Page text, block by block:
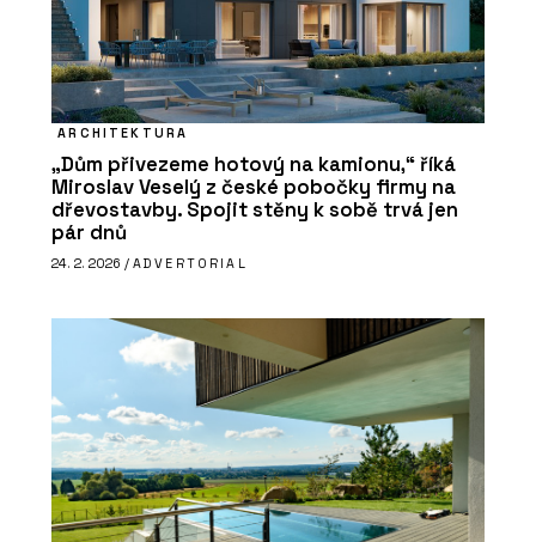
ARCHITEKTURA
„Dům přivezeme hotový na kamionu,“ říká
Miroslav Veselý z české pobočky firmy na
dřevostavby. Spojit stěny k sobě trvá jen
pár dnů
24. 2. 2026 / ADVERTORIAL